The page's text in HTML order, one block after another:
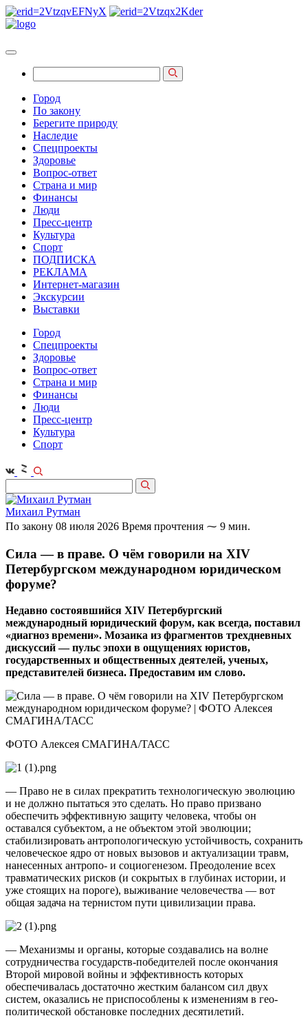
Город
По закону
Берегите природу
Наследие
Спецпроекты
Здоровье
Вопрос-ответ
Страна и мир
Финансы
Люди
Пресс-центр
Культура
Спорт
ПОДПИСКА
РЕКЛАМА
Интернет-магазин
Экскурсии
Выставки
Город
Спецпроекты
Здоровье
Вопрос-ответ
Страна и мир
Финансы
Люди
Пресс-центр
Культура
Спорт
Михаил Рутман
По закону 08 июля 2026 Время прочтения ⁓ 9 мин.
Сила — в праве. О чём говорили на XIV
Петербургском международном юридическом
форуме?
Недавно состоявшийся XIV Петербургский
международный юридический форум, как всегда, поставил
«диагноз времени». Мозаика из фрагментов трехдневных
дискуссий — пульс эпохи в ощущениях юристов,
государственных и общественных деятелей, ученых,
представителей бизнеса. Предоставим им слово.
ФОТО Алексея СМАГИНА/ТАСС
— Право не в силах прекратить технологическую эволюцию
и не должно пытаться это сделать. Но право призвано
обеспечить эффективную защиту человека, чтобы он
оставался субъектом, а не объектом этой эволюции;
стабилизировать антропологическую устойчивость, сохранить
человеческое ядро от новых вызовов и актуализации травм,
нанесенных антропо- и социогенезом. Преодоление всех
травматических рисков (и сокрытых в глубинах истории, и
уже стоящих на пороге), выживание человечества — вот
общая задача на тернистом пути цивилизации права.
— Механизмы и органы, которые создавались на волне
сотрудничества государств-победителей после окончания
Второй мировой войны и эффективность которых
обеспечивалась достаточно жестким балансом сил двух
систем, оказались не приспособлены к изменениям в гео­
политической обстановке последних десятилетий.